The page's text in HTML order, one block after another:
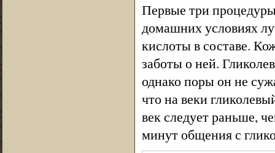
Первые три
домашних условиях
кислоты в составе.
заботы о ней.
однако поры он не
что на веки
век следует раньше,
минут общения с